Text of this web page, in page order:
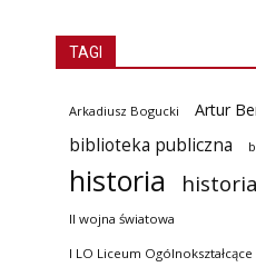
TAGI
Arkadiusz Bogucki Artur
biblioteka publiczna
historia
II wojna światowa
I LO Liceum Ogólnokształcące